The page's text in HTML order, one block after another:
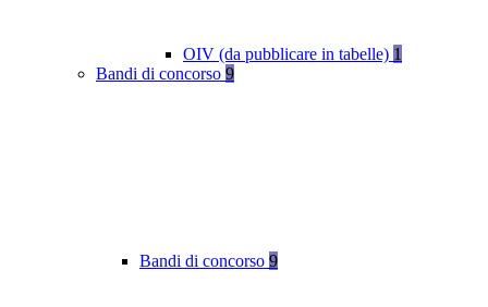
OIV (da pubblicare in tabelle) 1
Bandi di concorso 9
Bandi di concorso 9